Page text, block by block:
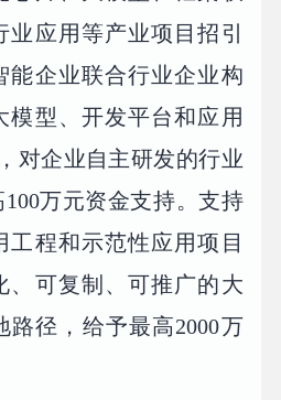
业应用等产业项目招引
能企业联合行业企业构
模型、开发平台和应用
对企业自主研发的行业
万元资金支持。支持
工程和示范性应用项目
、可复制、可推广的大
路径，给予最高2000万